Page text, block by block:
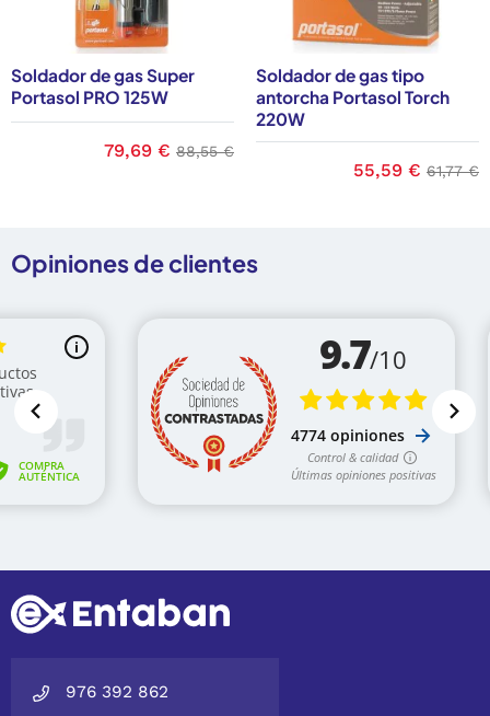
Soldador de gas Super
Portasol PRO 125W
Precio
79,69 € Precio base
88,55 €
Soldador de gas tipo
antorcha Portasol Torch
220W
Precio
55,59 € Precio
61,77 €
Opiniones de clientes
976 392 862